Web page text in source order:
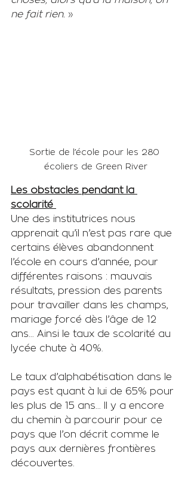
ne fait rien. »
Sortie de l’école pour les 280
écoliers de Green River
Les obstacles pendant la
scolarité
Une des institutrices nous
apprenait qu’il n’est pas rare que
certains élèves abandonnent
l’école en cours d’année, pour
différentes raisons : mauvais
résultats, pression des parents
pour travailler dans les champs,
mariage forcé dès l’âge de 12
ans... Ainsi le taux de scolarité au
lycée chute à 40%.
Le taux d’alphabétisation dans le
pays est quant à lui de 65% pour
les plus de 15 ans... Il y a encore
du chemin à parcourir pour ce
pays que l’on décrit comme le
pays aux dernières frontières
découvertes.